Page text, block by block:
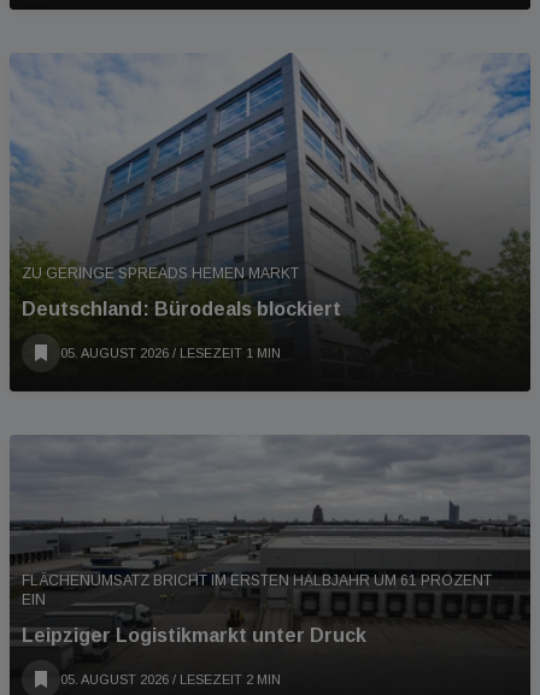
ZU GERINGE SPREADS HEMEN MARKT
Deutschland: Bürodeals blockiert
05. AUGUST 2026 / LESEZEIT 1 MIN
FLÄCHENUMSATZ BRICHT IM ERSTEN HALBJAHR UM 61 PROZENT
EIN
Leipziger Logistikmarkt unter Druck
05. AUGUST 2026 / LESEZEIT 2 MIN